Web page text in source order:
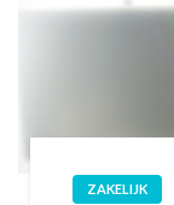
ZAKELIJK